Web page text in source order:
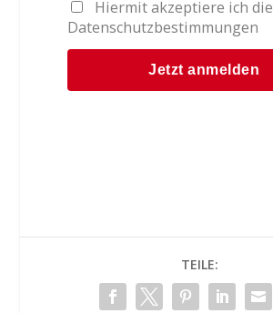
Hiermit akzeptiere ich die
Datenschutzbestimmungen
TEILE: